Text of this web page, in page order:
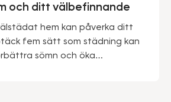
och ditt välbefinnande
hem kan påverka ditt
fem sätt som städning kan
sömn och öka